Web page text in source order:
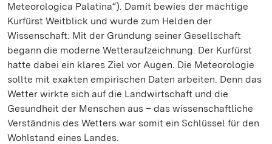
Meteorologica Palatina“). Damit bewies der mächtige
Kurfürst Weitblick und wurde zum Helden der
Wissenschaft: Mit der Gründung seiner Gesellschaft
begann die moderne Wetteraufzeichnung. Der Kurfürst
hatte dabei ein klares Ziel vor Augen. Die Meteorologie
sollte mit exakten empirischen Daten arbeiten. Denn das
Wetter wirkte sich auf die Landwirtschaft und die
Gesundheit der Menschen aus – das wissenschaftliche
Verständnis des Wetters war somit ein Schlüssel für den
Wohlstand eines Landes.